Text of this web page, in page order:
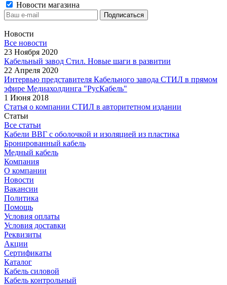
Новости магазина
Новости
Все новости
23 Ноября 2020
Кабельный завод Стил. Новые шаги в развитии
22 Апреля 2020
Интервью представителя Кабельного завода СТИЛ в прямом
эфире Медиахолдинга "РусКабель"
1 Июня 2018
Статья о компании СТИЛ в авторитетном издании
Статьи
Все статьи
Кабели ВВГ с оболочкой и изоляцией из пластика
Бронированный кабель
Медный кабель
Компания
О компании
Новости
Вакансии
Политика
Помощь
Условия оплаты
Условия доставки
Реквизиты
Акции
Сертификаты
Каталог
Кабель силовой
Кабель контрольный